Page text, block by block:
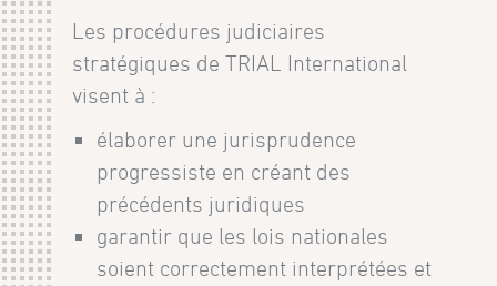
Les procédures judiciaires
stratégiques de TRIAL International
visent à :
élaborer une jurisprudence
progressiste en créant des
précédents juridiques
garantir que les lois nationales
soient correctement interprétées et